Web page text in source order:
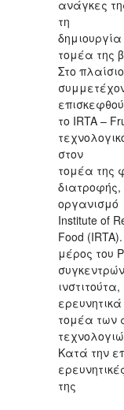
ανάγκες
τη
τομέα της
Στο
το IRTA –
στον
τομέα της
διατροφής,
οργανισμό
Institute of
Food
μέρος του
ινστιτούτα,
τομέα των
Κατά την
της